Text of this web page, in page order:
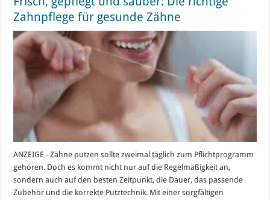
Zahnpflege für gesunde Zähne
ANZEIGE - Zähne putzen sollte zweimal täglich zum Pflichtprogramm
gehören. Doch es kommt nicht nur auf die Regelmäßigkeit an,
sondern auch auf den besten Zeitpunkt, die Dauer, das passende
Zubehör und die korrekte Putztechnik. Mit einer sorgfältigen